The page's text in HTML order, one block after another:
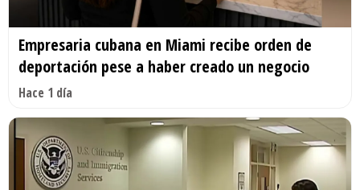
Empresaria cubana en Miami recibe orden de
deportación pese a haber creado un negocio
Hace 1 día